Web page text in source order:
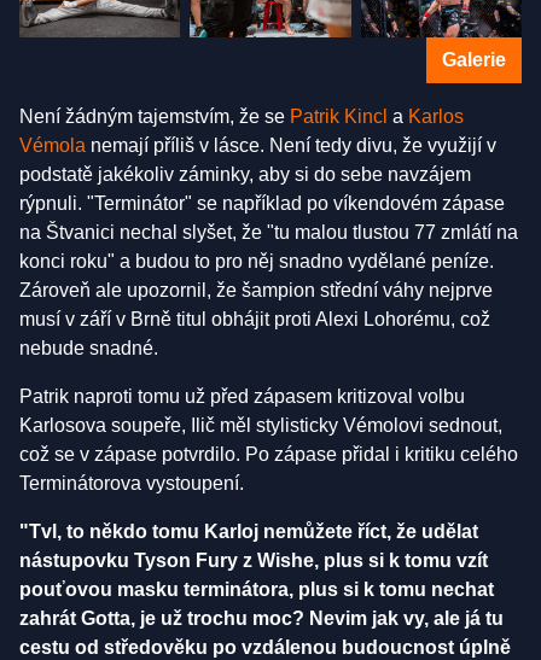
Galerie
Není žádným tajemstvím, že se Patrik Kincl a Karlos
Vémola nemají příliš v lásce. Není tedy divu, že využijí v
podstatě jakékoliv záminky, aby si do sebe navzájem
rýpnuli. "Terminátor" se například po víkendovém zápase
na Štvanici nechal slyšet, že "tu malou tlustou 77 zmlátí na
konci roku" a budou to pro něj snadno vydělané peníze.
Zároveň ale upozornil, že šampion střední váhy nejprve
musí v září v Brně titul obhájit proti Alexi Lohorému, což
nebude snadné.
Patrik naproti tomu už před zápasem kritizoval volbu
Karlosova soupeře, Ilič měl stylisticky Vémolovi sednout,
což se v zápase potvrdilo. Po zápase přidal i kritiku celého
Terminátorova vystoupení.
"Tvl, to někdo tomu Karloj nemůžete říct, že udělat
nástupovku Tyson Fury z Wishe, plus si k tomu vzít
pouťovou masku terminátora, plus si k tomu nechat
zahrát Gotta, je už trochu moc? Nevim jak vy, ale já tu
cestu od středověku po vzdálenou budoucnost úplně